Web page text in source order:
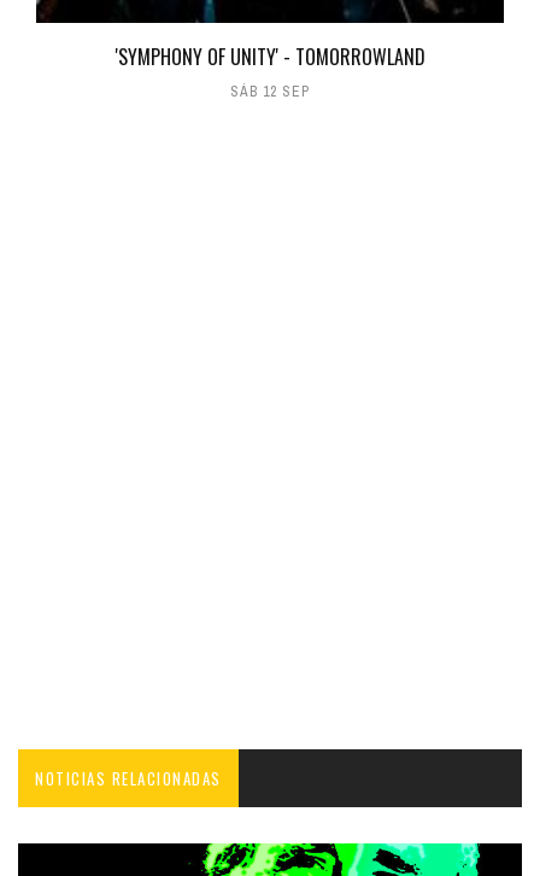
'SYMPHONY OF UNITY' - TOMORROWLAND
SÁB 12 SEP
NOTICIAS RELACIONADAS